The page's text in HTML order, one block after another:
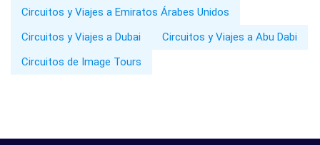
Circuitos y Viajes a Emiratos Árabes Unidos
Circuitos y Viajes a Dubai
Circuitos y Viajes a Abu Dabi
Circuitos de Image Tours